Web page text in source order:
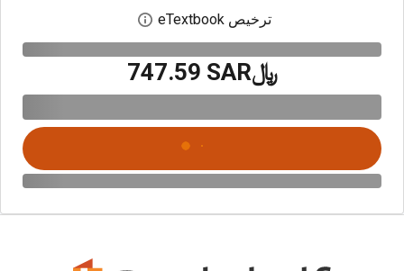
ترخيص eTextbook افتح مربع حوار
﷼‎747.59 SAR